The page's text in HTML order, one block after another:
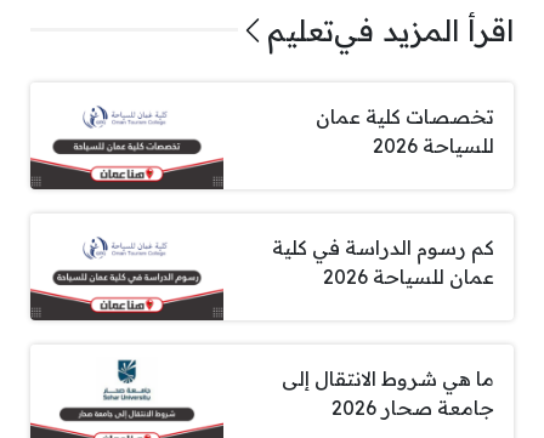
اقرأ المزيد فيتعليم
تخصصات كلية عمان
للسياحة 2026
كم رسوم الدراسة في كلية
عمان للسياحة 2026
ما هي شروط الانتقال إلى
جامعة صحار 2026